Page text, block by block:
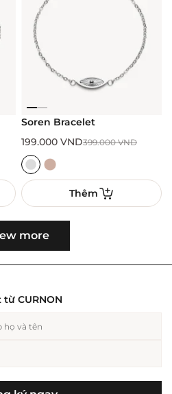
Soren Bracelet
399.000VND
199.000 VND
Thêm
more
CURNON